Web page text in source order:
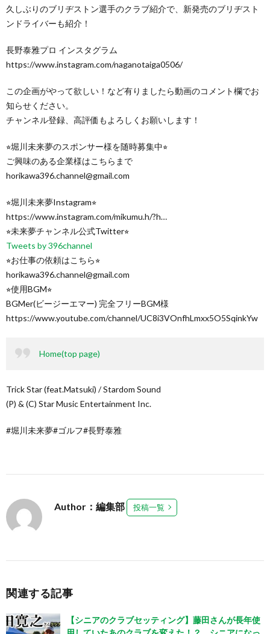
久しぶりのブリヂストン選手のクラブ紹介で、新発売のブリヂスト
ンドライバーも紹介！
長野泰雅プロ インスタグラム
https://www.instagram.com/naganotaiga0506/
この企画がやって欲しい！など有りましたら動画のコメント欄でお
知らせください。
チャンネル登録、高評価もよろしくお願いします！
⭐︎堀川未来夢のスポンサー様を随時募集中⭐︎
ご興味のある企業様はこちらまで
horikawa396.channel@gmail.com
⭐︎堀川未来夢Instagram⭐︎
https://www.instagram.com/mikumu.h/?h…
⭐︎未来夢チャンネル公式Twitter⭐︎
Tweets by 396channel
⭐︎お仕事の依頼はこちら⭐︎
horikawa396.channel@gmail.com
⭐︎使用BGM⭐︎
BGMer(ビージーエマー) 完全フリーBGM様
https://www.youtube.com/channel/UC8i3VOnfhLmxx5O5SqinkYw
Home(top page)
Trick Star (feat.Matsuki) / Stardom Sound
(P) & (C) Star Music Entertainment Inc.
#堀川未来夢#ゴルフ#長野泰雅
Author：編集部 投稿一覧
関連する記事
【シニアのクラブセッティング】藤田さんが長年使